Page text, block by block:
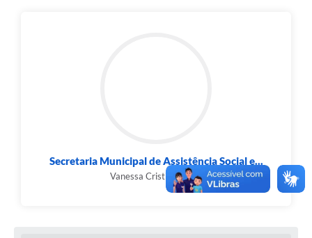
Secretaria Municipal de Assistência Social e...
Vanessa Cristina Vieira